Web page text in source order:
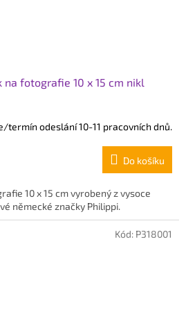
na fotografie 10 x 15 cm nikl
termín odeslání 10-11 pracovních dnů.
Do košíku
10 x 15 cm vyrobený z vysoce
německé značky Philippi.
Kód: P318001